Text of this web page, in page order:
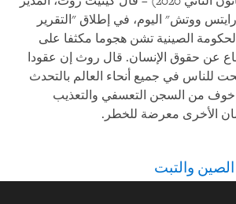
ووتش" اليوم، في إطلاق "التقرير
2020"، إن الحكومة الصينية تشن هجوما مكثفا على
عن حقوق الإنسان. قال روث إن عقودا
للناس في جميع أنحاء العالم بالتحدث
خوف من السجن التعسفي والتعذيب
الأخرى معرضة للخطر.
الصين والتبت